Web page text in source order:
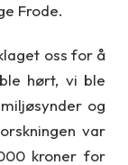
Frode.
oss for å
hørt, vi ble
og
var
kroner for